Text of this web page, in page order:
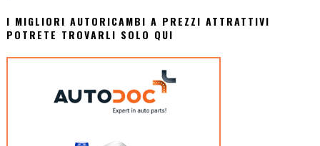
I MIGLIORI AUTORICAMBI A PREZZI ATTRATTIVI
POTRETE TROVARLI SOLO QUI